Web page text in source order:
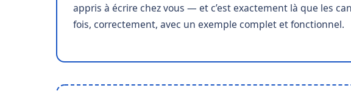
appris à écrire chez vous — et c’est exactement là que les
fois, correctement, avec un exemple complet et fonctionnel.